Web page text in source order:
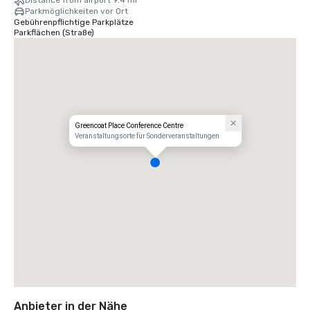
Parkmöglichkeiten vor Ort
Gebührenpflichtige Parkplätze
Parkflächen (Straße)
Greencoat Place Conference Centre
Veranstaltungsorte für Sonderveranstaltungen
Anbieter in der Nähe